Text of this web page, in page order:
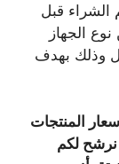
الشراء قبل
الجهاز
وذلك بهدف
المنتجات
نرشح لكم